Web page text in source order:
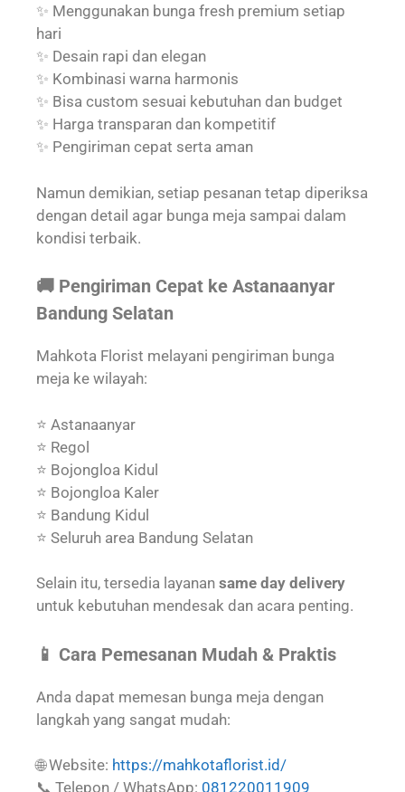
✨ Menggunakan bunga fresh premium setiap
hari
✨ Desain rapi dan elegan
✨ Kombinasi warna harmonis
✨ Bisa custom sesuai kebutuhan dan budget
✨ Harga transparan dan kompetitif
✨ Pengiriman cepat serta aman
Namun demikian, setiap pesanan tetap diperiksa
dengan detail agar bunga meja sampai dalam
kondisi terbaik.
🚚 Pengiriman Cepat ke Astanaanyar
Bandung Selatan
Mahkota Florist melayani pengiriman bunga
meja ke wilayah:
⭐ Astanaanyar
⭐ Regol
⭐ Bojongloa Kidul
⭐ Bojongloa Kaler
⭐ Bandung Kidul
⭐ Seluruh area Bandung Selatan
Selain itu, tersedia layanan same day delivery
untuk kebutuhan mendesak dan acara penting.
📱 Cara Pemesanan Mudah & Praktis
Anda dapat memesan bunga meja dengan
langkah yang sangat mudah:
🌐 Website: https://mahkotaflorist.id/
📞 Telepon / WhatsApp: 081220011909